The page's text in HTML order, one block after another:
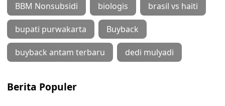
BBM Nonsubsidi biologis brasil vs haiti
bupati purwakarta Buyback
buyback antam terbaru dedi mulyadi
Berita Populer